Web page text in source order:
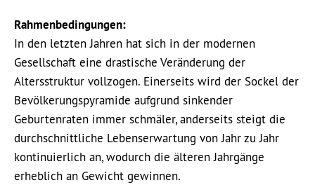
Rahmenbedingungen:
In den letzten Jahren hat sich in der modernen
Gesellschaft eine drastische Veränderung der
Altersstruktur vollzogen. Einerseits wird der Sockel der
Bevölkerungspyramide aufgrund sinkender
Geburtenraten immer schmäler, anderseits steigt die
durchschnittliche Lebenserwartung von Jahr zu Jahr
kontinuierlich an, wodurch die älteren Jahrgänge
erheblich an Gewicht gewinnen.